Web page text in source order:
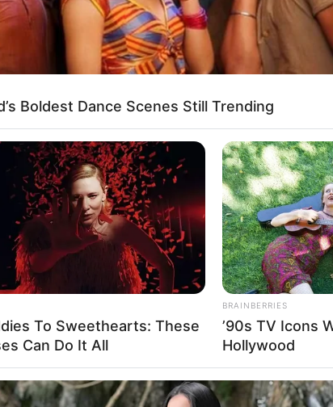
weissenburg.de). Außerdem können neben dem
gezeigten römischen Thermen besichtigt
Einfamilienhaussiedlung. Das dort zu erwerbende
in der Stadt zu besichtigende Reichsstadtmuseum.
Puzzle DB Tickets
Bilder von Sehenswürdigkeiten mit
Boldest Dance Scenes Still Trending
To Sweethearts: These
Can Do It All
BRAINBERRIES
’90s TV Icons
Hollywood